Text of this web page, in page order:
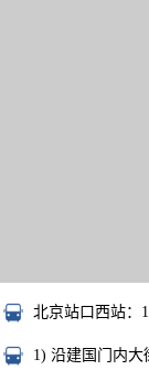
北京站口西站：
1) 沿建国门内大